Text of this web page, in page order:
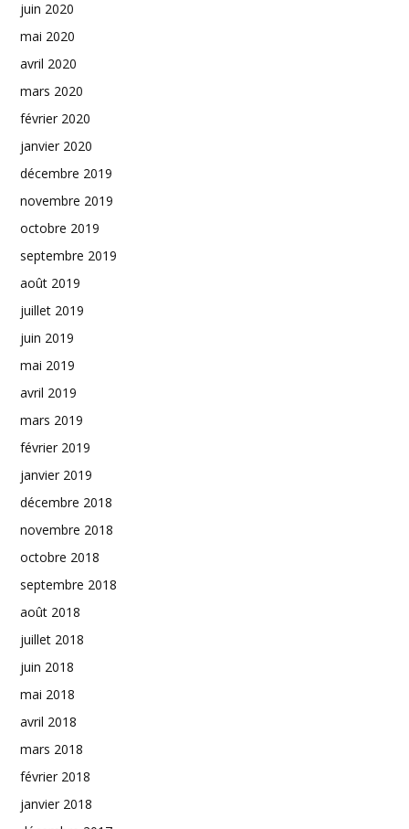
juin 2020
mai 2020
avril 2020
mars 2020
février 2020
janvier 2020
décembre 2019
novembre 2019
octobre 2019
septembre 2019
août 2019
juillet 2019
juin 2019
mai 2019
avril 2019
mars 2019
février 2019
janvier 2019
décembre 2018
novembre 2018
octobre 2018
septembre 2018
août 2018
juillet 2018
juin 2018
mai 2018
avril 2018
mars 2018
février 2018
janvier 2018